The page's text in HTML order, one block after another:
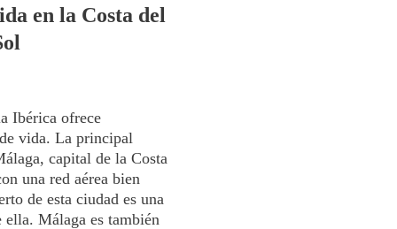
en la Costa del
Ibérica ofrece
vida. La principal
capital de la Costa
una red aérea bien
de esta ciudad es una
Málaga es también